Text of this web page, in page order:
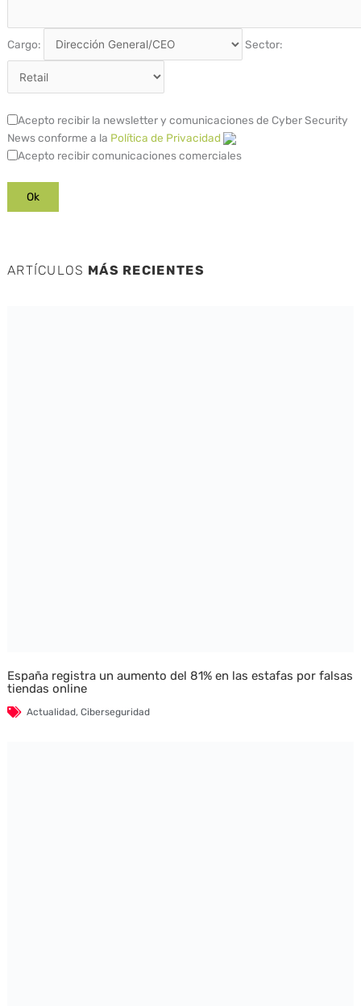
Cargo: Sector:
Acepto recibir la newsletter y comunicaciones de Cyber Security
News conforme a la Política de Privacidad
Acepto recibir comunicaciones comerciales
ARTÍCULOS MÁS RECIENTES
España registra un aumento del 81% en las estafas por falsas
tiendas online
Actualidad, Ciberseguridad